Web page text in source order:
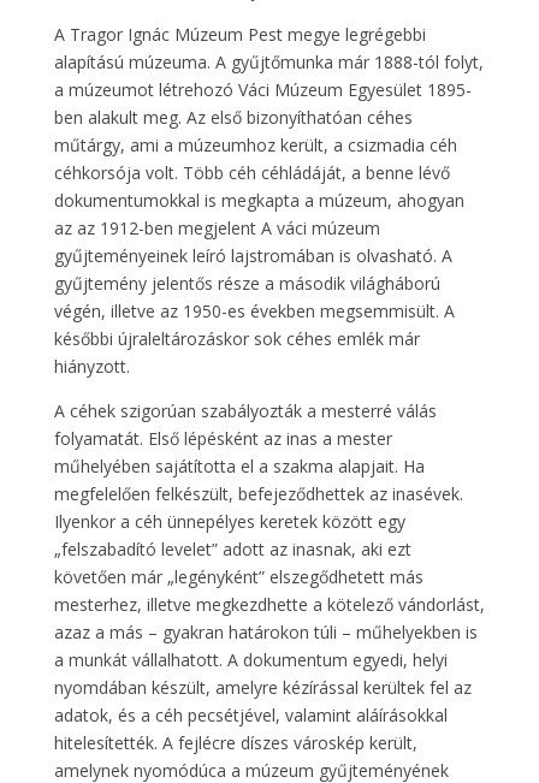
A Tragor Ignác Múzeum Pest megye legrégebbi
alapítású múzeuma. A gyűjtőmunka már 1888-tól folyt,
a múzeumot létrehozó Váci Múzeum Egyesület 1895-
ben alakult meg. Az első bizonyíthatóan céhes
műtárgy, ami a múzeumhoz került, a csizmadia céh
céhkorsója volt. Több céh céhládáját, a benne lévő
dokumentumokkal is megkapta a múzeum, ahogyan
az az 1912-ben megjelent A váci múzeum
gyűjteményeinek leíró lajstromában is olvasható. A
gyűjtemény jelentős része a második világháború
végén, illetve az 1950-es években megsemmisült. A
későbbi újraleltározáskor sok céhes emlék már
hiányzott.
A céhek szigorúan szabályozták a mesterré válás
folyamatát. Első lépésként az inas a mester
műhelyében sajátította el a szakma alapjait. Ha
megfelelően felkészült, befejeződhettek az inasévek.
Ilyenkor a céh ünnepélyes keretek között egy
„felszabadító levelet” adott az inasnak, aki ezt
követően már „legényként” elszegődhetett más
mesterhez, illetve megkezdhette a kötelező vándorlást,
azaz a más – gyakran határokon túli – műhelyekben is
a munkát vállalhatott. A dokumentum egyedi, helyi
nyomdában készült, amelyre kézírással kerültek fel az
adatok, és a céh pecsétjével, valamint aláírásokkal
hitelesítették. A fejlécre díszes városkép került,
amelynek nyomódúca a múzeum gyűjteményének